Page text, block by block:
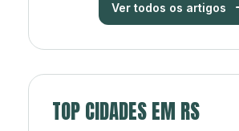
Ver todos os artigos
TOP CIDADES EM RS